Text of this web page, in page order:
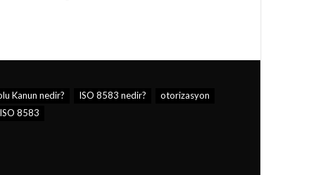
Kanun nedir? ISO 8583 nedir?
otorizasyon
ISO 8583